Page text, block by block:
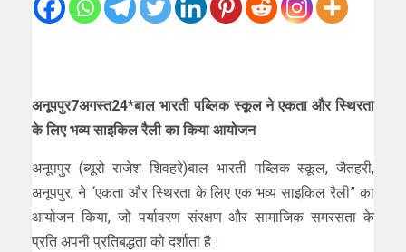
अनूपपुर7अगस्त24*बाल भारती पब्लिक स्कूल ने एकता और स्थिरता
के लिए भव्य साइकिल रैली का किया आयोजन
अनूपपुर (ब्यूरो राजेश शिवहरे)बाल भारती पब्लिक स्कूल, जैतहरी,
अनूपपुर, ने “एकता और स्थिरता के लिए एक भव्य साइकिल रैली” का
आयोजन किया, जो पर्यावरण संरक्षण और सामाजिक समरसता के
प्रति अपनी प्रतिबद्धता को दर्शाता है।